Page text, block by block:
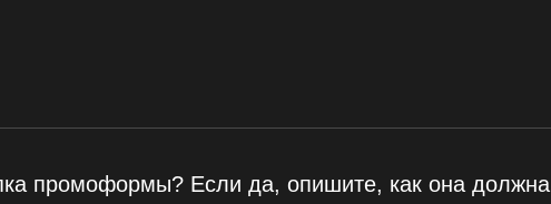
промоформы? Если да, опишите, как она должна